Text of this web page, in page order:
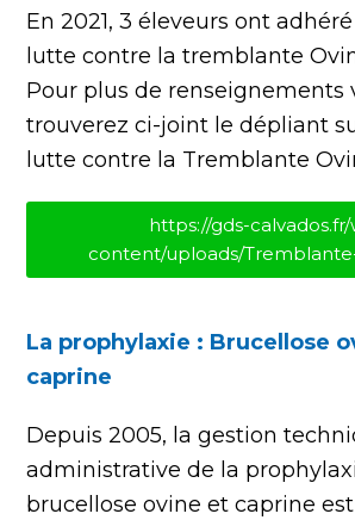
En 2021, 3 éleveurs ont
lutte contre la tremblante
Pour plus de renseignements
trouverez ci-joint le dépliant
lutte contre la Tremblante
https://gds-
content/uploads/
La prophylaxie : Brucellose
caprine
Depuis 2005, la gestion
administrative de la
brucellose ovine et caprine